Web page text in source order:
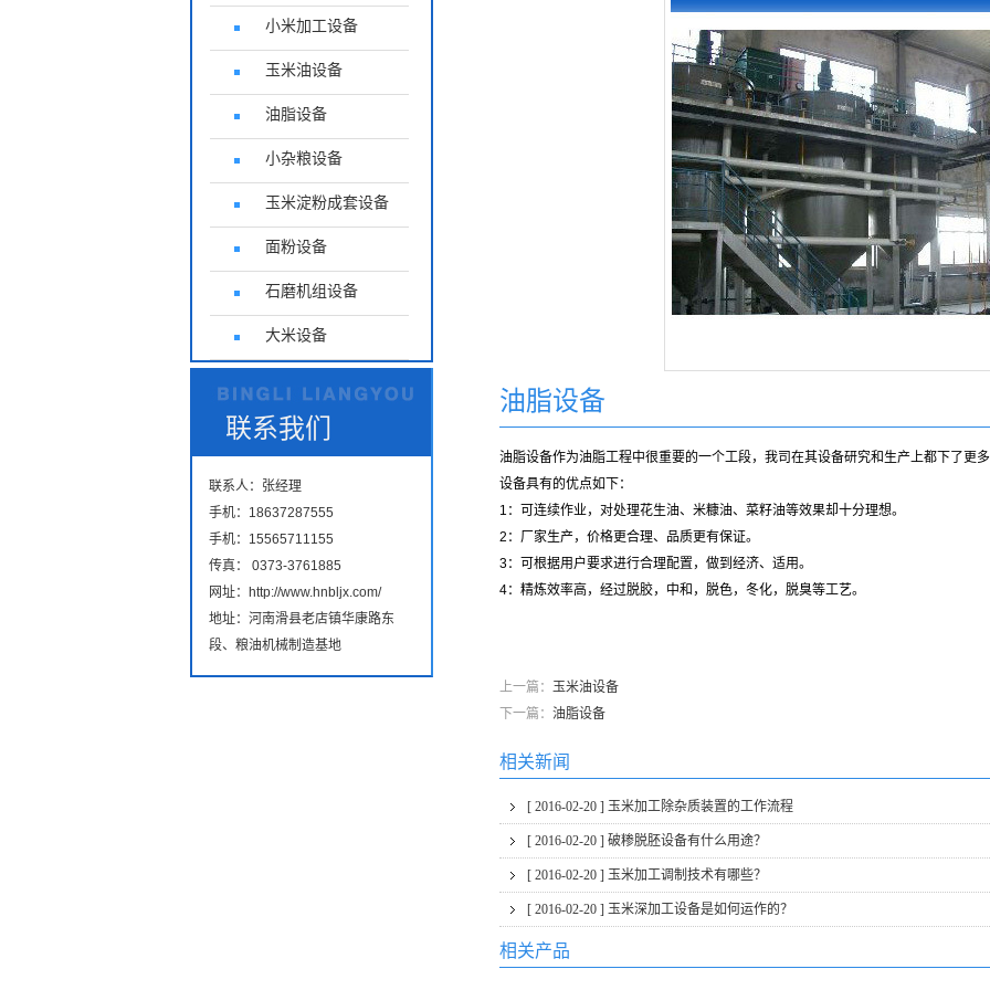
油脂设备
油脂设备作为油脂工程中很重要的一个工段，我司在其设备研究和生产上都下了更
设备具有的优点如下：
1：可连续作业，对处理花生油、米糠油、菜籽油等效果却十分理想。
2：厂家生产，价格更合理、品质更有保证。
3：可根据用户要求进行合理配置，做到经济、适用。
4：精炼效率高，经过脱胶，中和，脱色，冬化，脱臭等工艺。
上一篇： 玉米油设备
下一篇： 油脂设备
相关新闻
[ 2016-02-20 ] 玉米加工除杂质装置的工作流程
[ 2016-02-20 ] 破糁脱胚设备有什么用途？
[ 2016-02-20 ] 玉米加工调制技术有哪些？
[ 2016-02-20 ] 玉米深加工设备是如何运作的？
相关产品
小米加工设备
玉米油设备
油脂设备
小杂粮设备
玉米淀粉成套设备
面粉设备
石磨机组设备
大米设备
联系我们
联系人：张经理
手机：18637287555
手机：15565711155
传真： 0373-3761885
网址：http://www.hnbljx.com/
地址：河南滑县老店镇华康路东
段、粮油机械制造基地